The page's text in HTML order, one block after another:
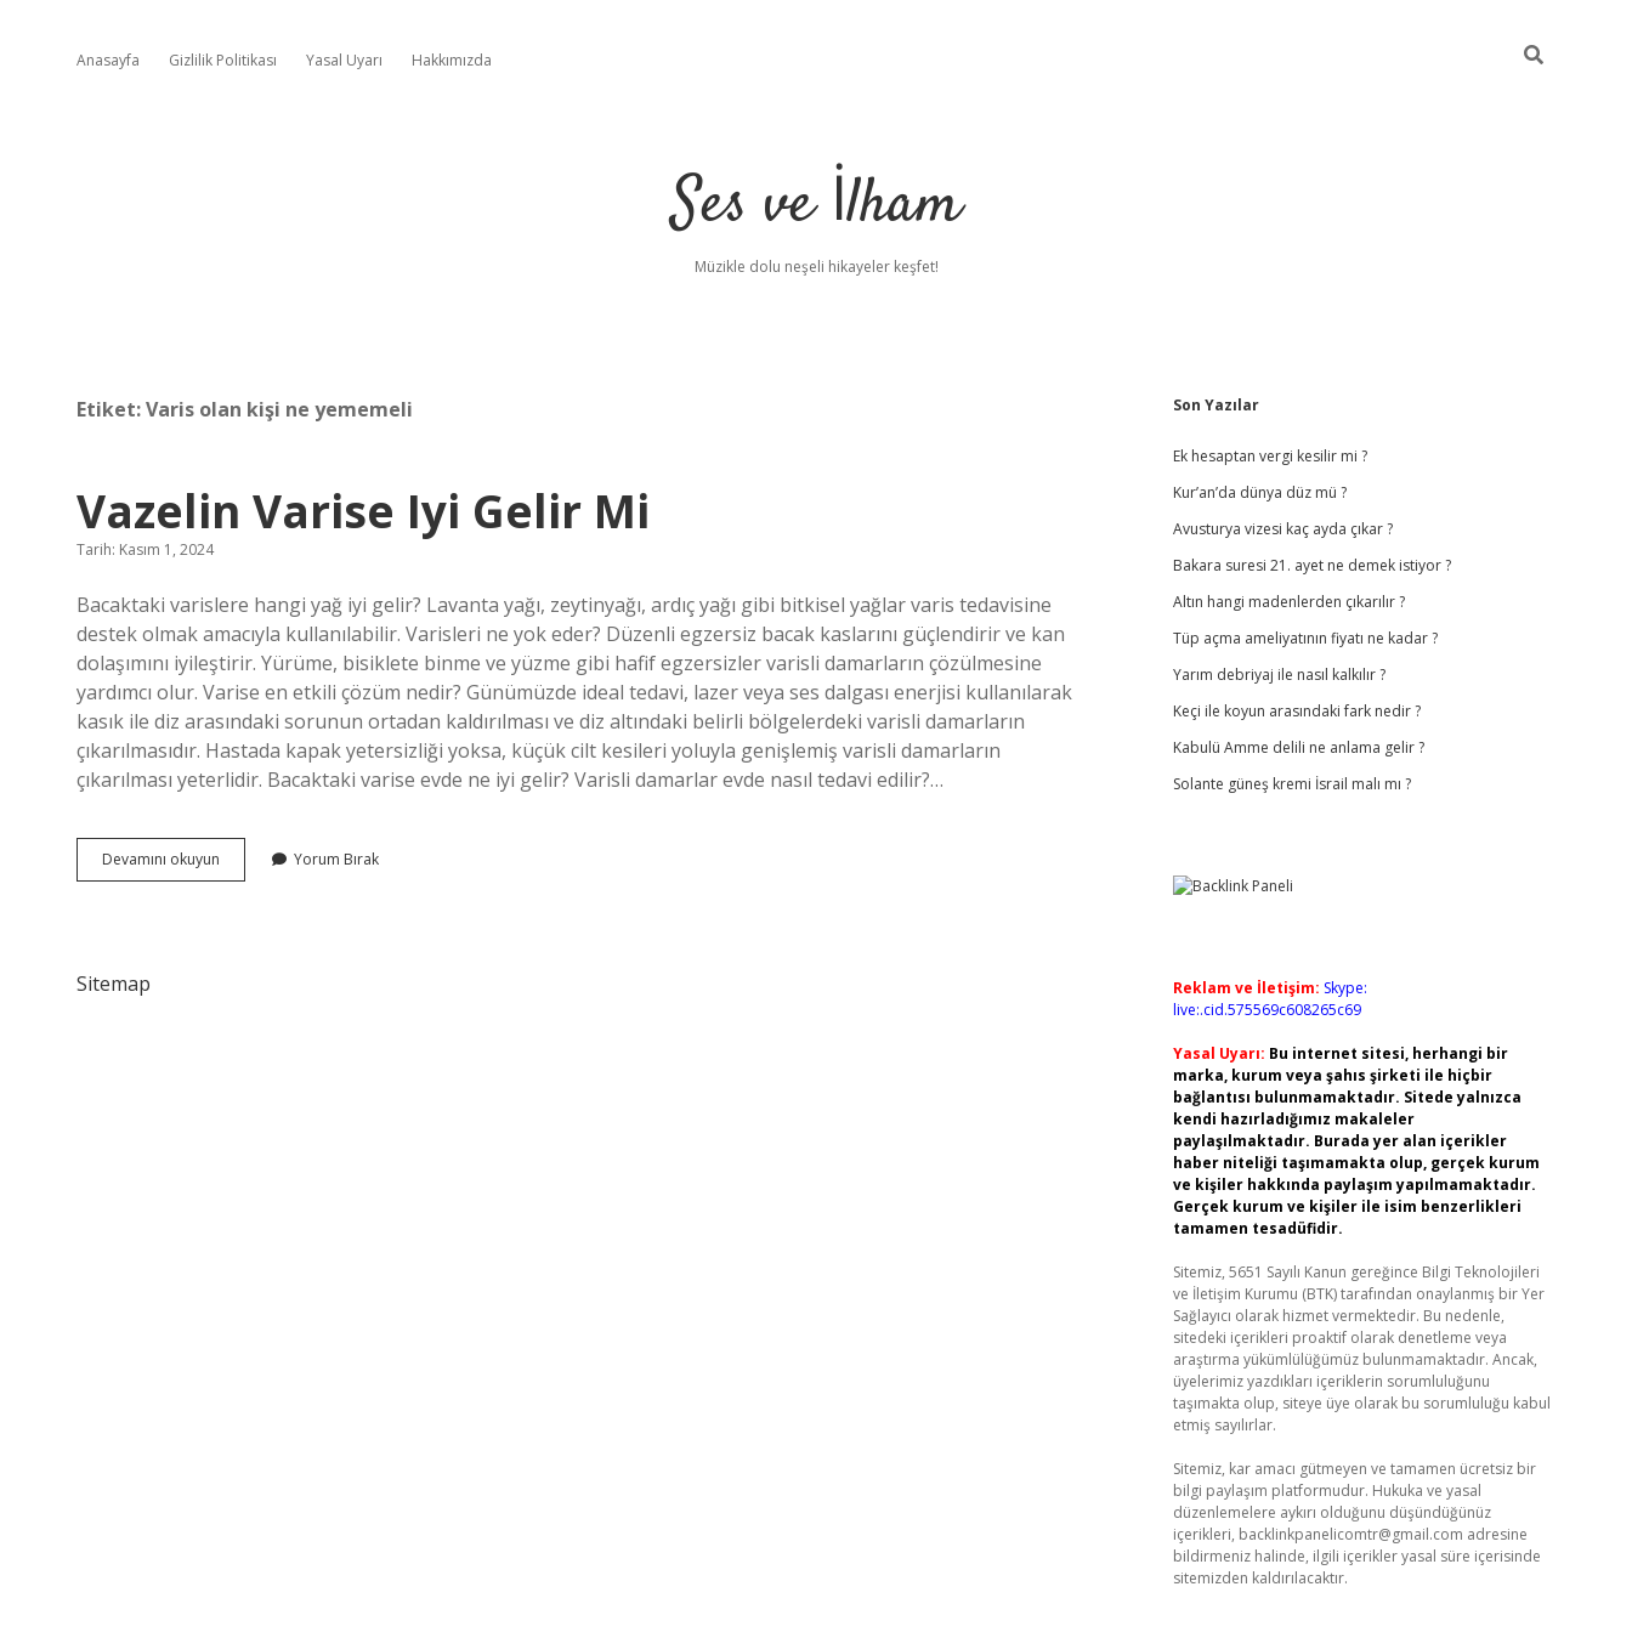
Anasayfa Gizlilik Politikası Yasal Uyarı Hakkımızda
Ses ve İlham
Müzikle dolu neşeli hikayeler keşfet!
Etiket:Varis olan kişi ne yememeli
Vazelin Varise Iyi Gelir Mi
Tarih: Kasım 1, 2024
Bacaktaki varislere hangi yağ iyi gelir? Lavanta yağı, zeytinyağı, ardıç yağı gibi bitkisel yağlar varis tedavisine
destek olmak amacıyla kullanılabilir. Varisleri ne yok eder? Düzenli egzersiz bacak kaslarını güçlendirir ve kan
dolaşımını iyileştirir. Yürüme, bisiklete binme ve yüzme gibi hafif egzersizler varisli damarların çözülmesine
yardımcı olur. Varise en etkili çözüm nedir? Günümüzde ideal tedavi, lazer veya ses dalgası enerjisi kullanılarak
kasık ile diz arasındaki sorunun ortadan kaldırılması ve diz altındaki belirli bölgelerdeki varisli damarların
çıkarılmasıdır. Hastada kapak yetersizliği yoksa, küçük cilt kesileri yoluyla genişlemiş varisli damarların
çıkarılması yeterlidir. Bacaktaki varise evde ne iyi gelir? Varisli damarlar evde nasıl tedavi edilir?…
Devamını okuyun
Varise
Yorum Bırak
Sitemap
Sidebar
Son Yazılar
Ek hesaptan vergi kesilir mi ?
Kur’an’da dünya düz mü ?
Avusturya vizesi kaç ayda çıkar ?
Bakara suresi 21. ayet ne demek istiyor ?
Altın hangi madenlerden çıkarılır ?
Tüp açma ameliyatının fiyatı ne kadar ?
Yarım debriyaj ile nasıl kalkılır ?
Keçi ile koyun arasındaki fark nedir ?
Kabulü Amme delili ne anlama gelir ?
Solante güneş kremi İsrail malı mı ?
Reklam ve İletişim: Skype:
live:.cid.575569c608265c69
Yasal Uyarı: Bu internet sitesi, herhangi bir
marka, kurum veya şahıs şirketi ile hiçbir
bağlantısı bulunmamaktadır. Sitede yalnızca
kendi hazırladığımız makaleler
paylaşılmaktadır. Burada yer alan içerikler
haber niteliği taşımamakta olup, gerçek kurum
ve kişiler hakkında paylaşım yapılmamaktadır.
Gerçek kurum ve kişiler ile isim benzerlikleri
tamamen tesadüfidir.
Sitemiz, 5651 Sayılı Kanun gereğince Bilgi Teknolojileri
ve İletişim Kurumu (BTK) tarafından onaylanmış bir Yer
Sağlayıcı olarak hizmet vermektedir. Bu nedenle,
sitedeki içerikleri proaktif olarak denetleme veya
araştırma yükümlülüğümüz bulunmamaktadır. Ancak,
üyelerimiz yazdıkları içeriklerin sorumluluğunu
taşımakta olup, siteye üye olarak bu sorumluluğu kabul
etmiş sayılırlar.
Sitemiz, kar amacı gütmeyen ve tamamen ücretsiz bir
bilgi paylaşım platformudur. Hukuka ve yasal
düzenlemelere aykırı olduğunu düşündüğünüz
içerikleri, backlinkpanelicomtr@gmail.com adresine
bildirmeniz halinde, ilgili içerikler yasal süre içerisinde
sitemizden kaldırılacaktır.